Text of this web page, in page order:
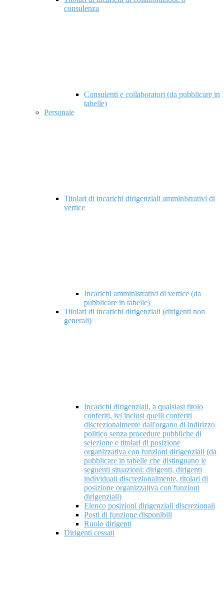
consulenza
Consulenti e collaboratori (da pubblicare in
tabelle)
Personale
Titolari di incarichi dirigenziali amministrativi di
vertice
Incarichi amministrativi di vertice (da
pubblicare in tabelle)
Titolari di incarichi dirigenziali (dirigenti non
generali)
Incarichi dirigenziali, a qualsiasi titolo
conferiti, ivi inclusi quelli conferiti
discrezionalmente dall'organo di indirizzo
politico senza procedure pubbliche di
selezione e titolari di posizione
organizzativa con funzioni dirigenziali (da
pubblicare in tabelle che distinguano le
seguenti situazioni: dirigenti, dirigenti
individuati discrezionalmente, titolari di
posizione organizzativa con funzioni
dirigenziali)
Elenco posizioni dirigenziali discrezionali
Posti di funzione disponibili
Ruolo dirigenti
Dirigenti cessati